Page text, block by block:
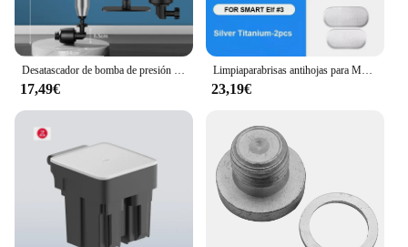
17,49€
Limpiaparabrisas antihojas para Mercedes, escobilla inteligente Elf #3, ranura de drenaje, accesorios de modificación, estilo de coche, 2 piezas
23,19€